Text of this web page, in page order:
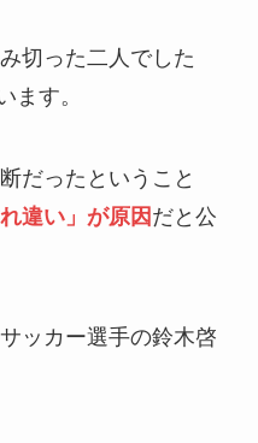
切った二人でした
ます。
だったということ
違い」が原因 だと公
ッカー選手の鈴木啓